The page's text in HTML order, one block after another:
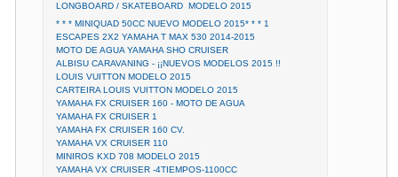
LONGBOARD / SKATEBOARD  MODELO 2015
* * * MINIQUAD 50CC NUEVO MODELO 2015* * * 1
ESCAPES 2X2 YAMAHA T MAX 530 2014-2015
MOTO DE AGUA YAMAHA SHO CRUISER
ALBISU CARAVANING - ¡¡NUEVOS MODELOS 2015 !!
LOUIS VUITTON MODELO 2015
CARTEIRA LOUIS VUITTON MODELO 2015
YAMAHA FX CRUISER 160 - MOTO DE AGUA
YAMAHA FX CRUISER 1
YAMAHA FX CRUISER 160 CV.
YAMAHA VX CRUISER 110
MINIROS KXD 708 MODELO 2015
YAMAHA VX CRUISER -4TIEMPOS-1100CC